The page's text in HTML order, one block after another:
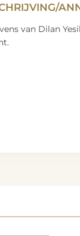
van Dilan